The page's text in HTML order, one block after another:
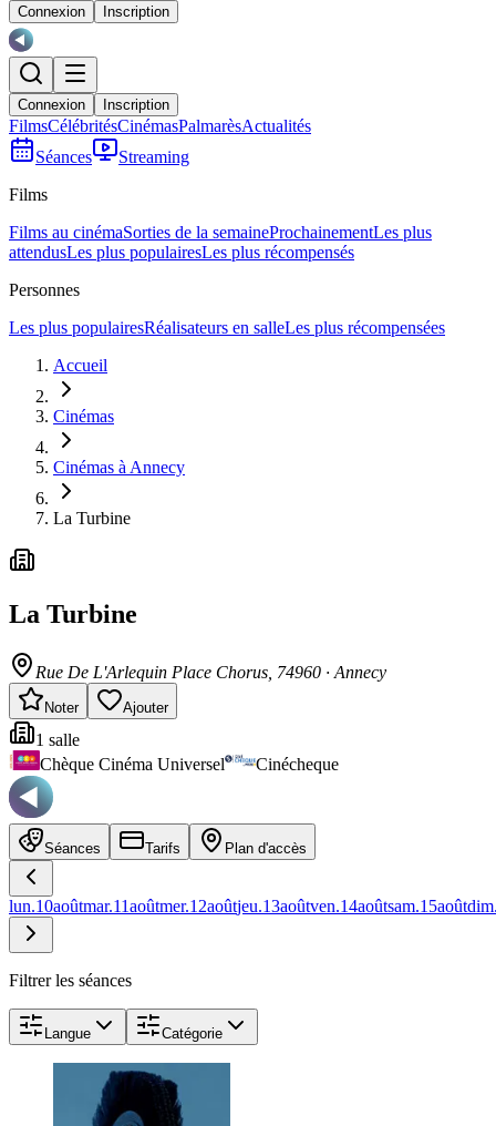
Connexion Inscription
Connexion Inscription
FilmsCélébritésCinémasPalmarèsActualités
Séances
Streaming
Films
Films au cinémaSorties de la semaineProchainementLes plus
attendusLes plus populairesLes plus récompensés
Personnes
Les plus populairesRéalisateurs en salleLes plus récompensées
Accueil
Cinémas
Cinémas à Annecy
La Turbine
La Turbine
Rue De L'Arlequin Place Chorus , 74960 · Annecy
Noter Ajouter
1 salle
Chèque Cinéma Universel
Cinécheque
Séances Tarifs Plan d'accès
lun.10aoûtmar.11aoûtmer.12aoûtjeu.13aoûtven.14aoûtsam.15août
Filtrer les séances
Langue Catégorie